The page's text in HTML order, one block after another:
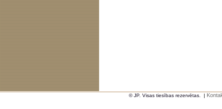
© JP. Visas tiesības rezervētas. |